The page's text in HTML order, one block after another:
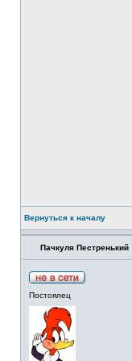
Вернуться к началу
Пачкуля Пестренький
Постоялец